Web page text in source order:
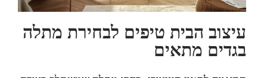
עיצוב הבית טיפים לבחירת מתלה
בגדים מתאים